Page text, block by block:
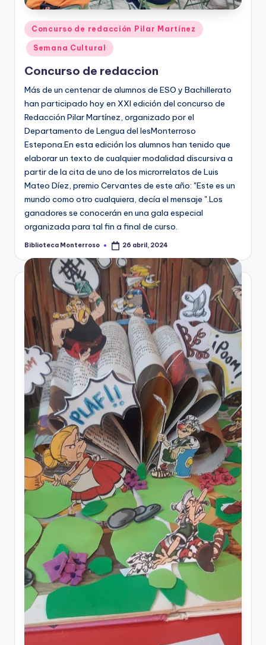
Publicado
en
Concurso de redacción Pilar Martínez
Semana Cultural
Concurso de redaccion
Más de un centenar de alumnos de ESO y Bachillerato
han participado hoy en XXI edición del concurso de
Redacción Pilar Martínez, organizado por el
Departamento de Lengua del IesMonterroso
Estepona.En esta edición los alumnos han tenido que
elaborar un texto de cualquier modalidad discursiva a
partir de la cita de uno de los microrrelatos de Luis
Mateo Díez, premio Cervantes de este año: "Este es un
mundo como otro cualquiera, decía el mensaje ".Los
ganadores se conocerán en una gala especial
organizada para tal fin a final de curso.
Publicado
Biblioteca Monterroso 26 abril, 2024